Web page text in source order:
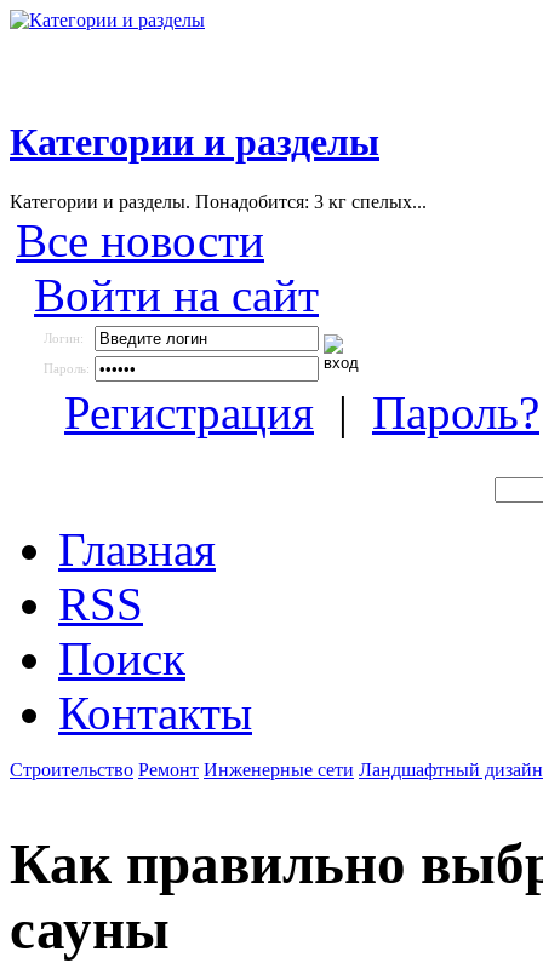
Категории и разделы
Категории и разделы. Понадобится: 3 кг спелых...
Все новости
Войти на сайт
Логин:
Пароль:
Регистрация | Пароль?
Главная
RSS
Поиск
Контакты
Строительство Ремонт Инженерные сети Ландшафтный дизайн
Как правильно
сауны